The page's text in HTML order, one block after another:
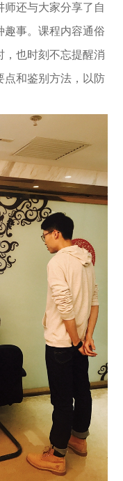
还与大家分享了自
趣事。课程内容通俗
，也时刻不忘提醒消
点和鉴别方法，以防